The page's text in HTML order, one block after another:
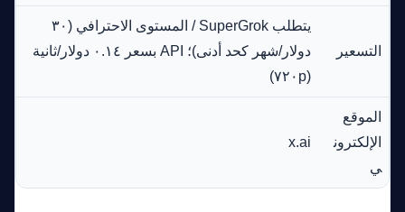
التسعير
يتطلب SuperGrok / المستوى الاحترافي (٣٠
دولار/شهر كحد أدنى)؛ API بسعر ٠.١٤ دولار/ثانية
(٧٢٠p)
الموقع
الإلكترون
ي
x.ai